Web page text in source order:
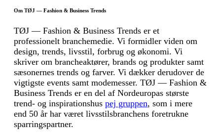
Om TØJ — Fashion & Business Trends
TØJ — Fashion & Business Trends er et
professionelt branchemedie. Vi formidler viden om
design, trends, livsstil, forbrug og økonomi. Vi
skriver om brancheaktører, brands og produkter samt
sæsonernes trends og farver. Vi dækker derudover de
vigtigste events samt modemesser. TØJ — Fashion &
Business Trends er en del af Nordeuropas største
trend- og inspirationshus pej gruppen, som i mere
end 50 år har været livsstilsbranchens foretrukne
sparringspartner.